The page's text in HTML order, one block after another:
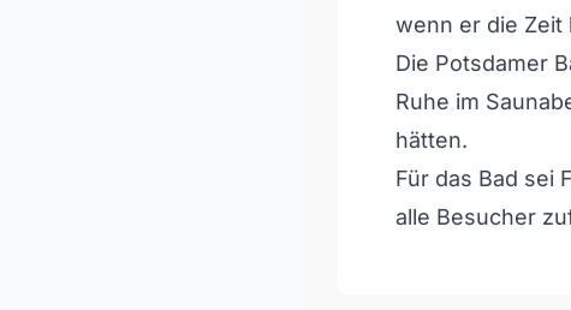
wenn er die Zeit
Die Potsdamer
Ruhe im
hätten.
Für das Bad sei
alle Besucher